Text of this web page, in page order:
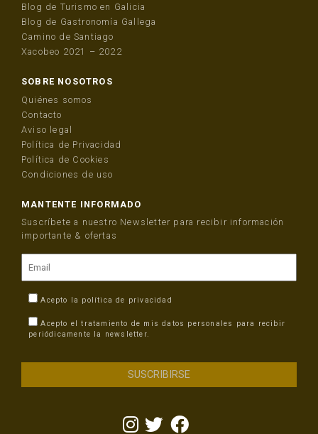
Blog de Turismo en Galicia
Blog de Gastronomía Gallega
Camino de Santiago
Xacobeo 2021 – 2022
SOBRE NOSOTROS
Quiénes somos
Contacto
Aviso legal
Política de Privacidad
Política de Cookies
Condiciones de uso
MANTENTE INFORMADO
Suscríbete a nuestro Newsletter para recibir información
importante & ofertas
Acepto la política de privacidad
Acepto el tratamiento de mis datos personales para recibir
periódicamente la newsletter.